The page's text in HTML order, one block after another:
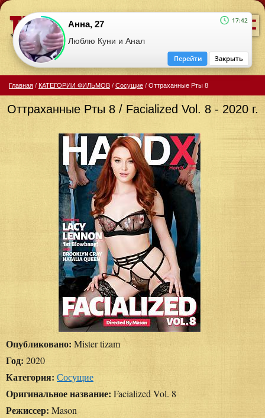
=
Главная / КАТЕГОРИИ ФИЛЬМОВ / Сосущие / Оттраханные Рты 8
Оттраханные Рты 8 / Facialized Vol. 8 - 2020 г.
Опубликовано: Mister tizam
Год: 2020
Категория: Сосущие
Оригинальное название: Facialized Vol. 8
Режиссер: Mason
Анна, 27
Люблю Куни и Анал
17:42
Закрыть
Перейти